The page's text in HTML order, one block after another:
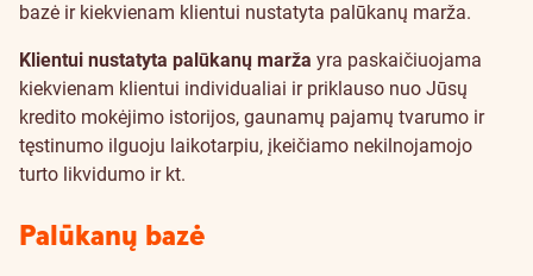
bazė ir kiekvienam klientui nustatyta palūkanų marža.
Klientui nustatyta palūkanų marža yra paskaičiuojama
kiekvienam klientui individualiai ir priklauso nuo Jūsų
kredito mokėjimo istorijos, gaunamų pajamų tvarumo ir
tęstinumo ilguoju laikotarpiu, įkeičiamo nekilnojamojo
turto likvidumo ir kt.
Palūkanų bazė